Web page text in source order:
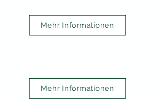
Mehr Informationen
Mehr Informationen